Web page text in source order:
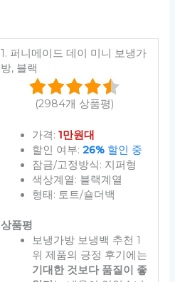
1. 퍼니메이드 데이 미니 보냉가
방, 블랙
(2984개 상품평)
가격: 1만원대
할인 여부: 26%할인 중
잠금/고정방식: 지퍼형
색상계열: 블랙계열
형태: 토트/숄더백
상품평
보냉가방 보냉백 추천 1
위 제품의 긍정 후기에는
기대한 것보다 품질이 좋